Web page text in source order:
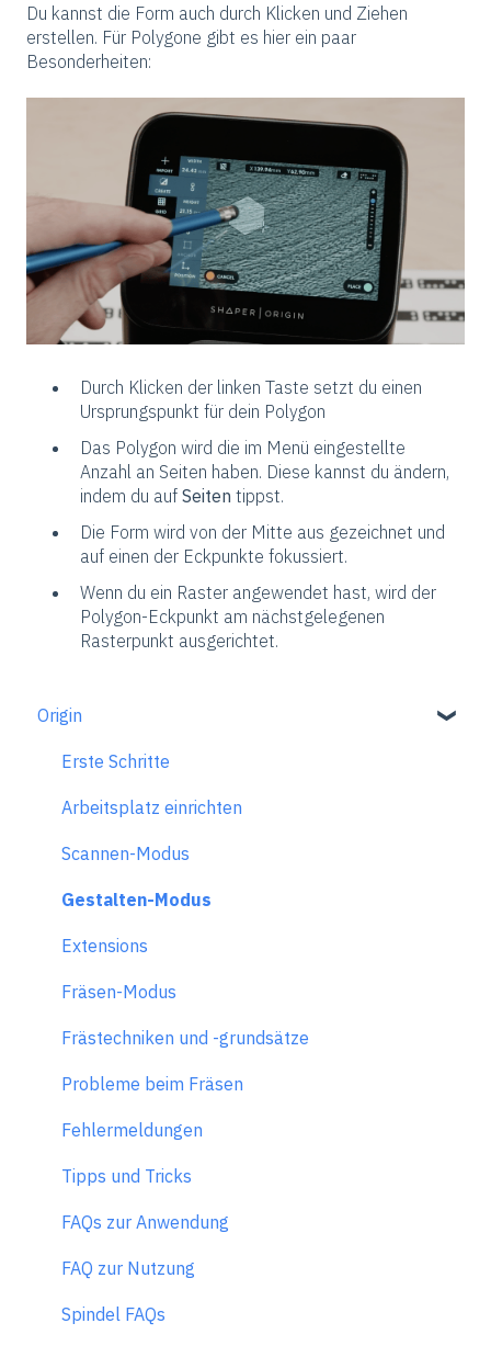
Du kannst die Form auch durch Klicken und Ziehen
erstellen. Für Polygone gibt es hier ein paar
Besonderheiten:
Durch Klicken der linken Taste setzt du einen
Ursprungspunkt für dein Polygon
Das Polygon wird die im Menü eingestellte
Anzahl an Seiten haben. Diese kannst du ändern,
indem du auf Seiten tippst.
Die Form wird von der Mitte aus gezeichnet und
auf einen der Eckpunkte fokussiert.
Wenn du ein Raster angewendet hast, wird der
Polygon-Eckpunkt am nächstgelegenen
Rasterpunkt ausgerichtet.
Origin
Erste Schritte
Arbeitsplatz einrichten
Scannen-Modus
Gestalten-Modus
Extensions
Fräsen-Modus
Frästechniken und -grundsätze
Probleme beim Fräsen
Fehlermeldungen
Tipps und Tricks
FAQs zur Anwendung
FAQ zur Nutzung
Spindel FAQs